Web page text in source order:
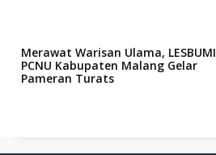
Merawat Warisan Ulama, LESBUMI
PCNU Kabupaten Malang Gelar
Pameran Turats